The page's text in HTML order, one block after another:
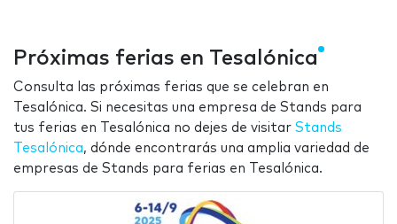
Próximas ferias en Tesalónica
Consulta las próximas ferias que se celebran en
Tesalónica. Si necesitas una empresa de Stands para
tus ferias en Tesalónica no dejes de visitar Stands
Tesalónica, dónde encontrarás una amplia variedad de
empresas de Stands para ferias en Tesalónica.